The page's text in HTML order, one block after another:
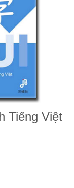
Tiếng Việt